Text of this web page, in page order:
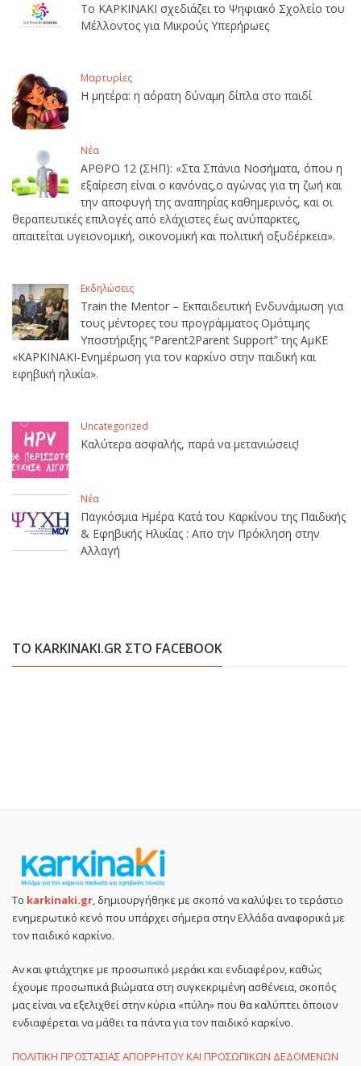
Το ΚΑΡΚΙΝΑΚΙ σχεδιάζει το Ψηφιακό Σχολείο του
Μέλλοντος για Μικρούς Υπερήρωες
Μαρτυρίες
Η μητέρα: η αόρατη δύναμη δίπλα στο παιδί
Νέα
ΑΡΘΡΟ 12 (ΣΗΠ): «Στα Σπάνια Νοσήματα, όπου η
εξαίρεση είναι ο κανόνας,ο αγώνας για τη ζωή και
την αποφυγή της αναπηρίας καθημερινός, και οι
θεραπευτικές επιλογές από ελάχιστες έως ανύπαρκτες,
απαιτείται υγειονομική, οικονομική και πολιτική οξυδέρκεια».
Εκδηλώσεις
Train the Mentor – Εκπαιδευτική Ενδυνάμωση για
τους μέντορες του προγράμματος Ομότιμης
Υποστήριξης “Parent2Parent Support” της ΑμΚΕ
«ΚΑΡΚΙΝΑΚΙ-Ενημέρωση για τον καρκίνο στην παιδική και
εφηβική ηλικία».
Uncategorized
Καλύτερα ασφαλής, παρά να μετανιώσεις!
Νέα
Παγκόσμια Ημέρα Κατά του Καρκίνου της Παιδικής
& Εφηβικής Ηλικίας : Απο την Πρόκληση στην
Αλλαγή
ΤΟ KARKINAKI.GR ΣΤΟ FACEBOOK
Το karkinaki.gr, δημιουργήθηκε με σκοπό να καλύψει το τεράστιο
ενημερωτικό κενό που υπάρχει σήμερα στην Ελλάδα αναφορικά με
τον παιδικό καρκίνο.
Αν και φτιάχτηκε με προσωπικό μεράκι και ενδιαφέρον, καθώς
έχουμε προσωπικά βιώματα στη συγκεκριμένη ασθένεια, σκοπός
μας είναι να εξελιχθεί στην κύρια «πύλη» που θα καλύπτει όποιον
ενδιαφέρεται να μάθει τα πάντα για τον παιδικό καρκίνο.
ΠΟΛΙΤΙΚΗ ΠΡΟΣΤΑΣΙΑΣ ΑΠΟΡΡΗΤΟΥ ΚΑΙ ΠΡΟΣΩΠΙΚΩΝ ΔΕΔΟΜΕΝΩΝ